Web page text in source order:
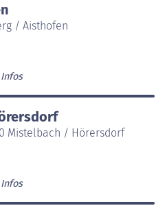
/ Aisthofen
Mistelbach / Hörersdorf